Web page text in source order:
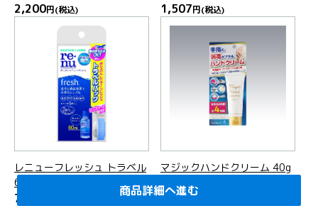
商品詳細へ進む
商品詳細へ進む
商品詳細へ進む
商品詳細へ進む
商品詳細へ進む
商品詳細へ進む
商品詳細へ進む
商品詳細へ進む
商品詳細へ進む
商品詳細へ進む
商品詳細へ進む
商品詳細へ進む
商品詳細へ進む
商品詳細へ進む
商品詳細へ進む
商品詳細へ進む
2,200円(税込)
商品詳細へ進む
1,507円(税込)
商品詳細へ進む
レニューフレッシュ トラベル
60ml
712 商品詳細へ進む
マジックハンドクリーム 40g
990円(税込)
商品詳細へ進む